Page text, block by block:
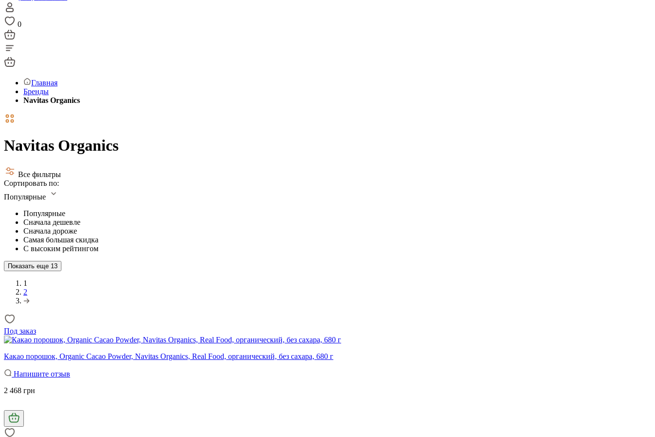
0
Главная
Бренды
Navitas Organics
Navitas Organics
Все фильтры
Сортировать по:
Популярные
Популярные
Сначала дешевле
Сначала дороже
Самая большая скидка
С высоким рейтингом
Показать еще 13
1
2
Под заказ
Какао порошок, Organic Cacao Powder, Navitas Organics, Real Food, органический, без сахара, 680 г
Напишите отзыв
2 468 грн